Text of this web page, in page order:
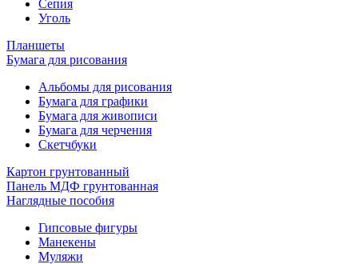
Сепия
Уголь
Планшеты
Бумага для рисования
Альбомы для рисования
Бумага для графики
Бумага для живописи
Бумага для черчения
Скетчбуки
Картон грунтованный
Панель МДФ грунтованная
Наглядные пособия
Гипсовые фигуры
Манекены
Муляжи